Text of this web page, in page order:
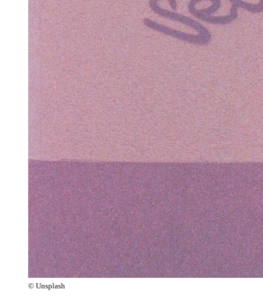
© Unsplash